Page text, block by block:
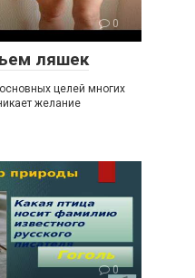
0
ляшек
целей многих
желание
0